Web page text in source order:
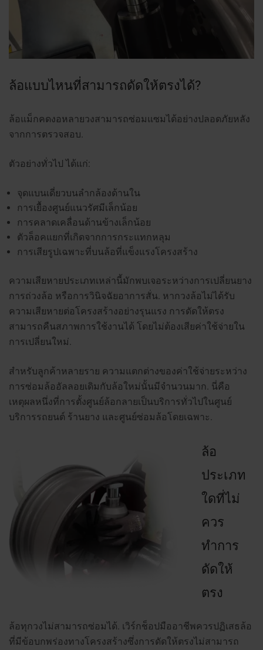
ล้อแบบไหนที่สามารถดัดให้ตรงได้?
ล้อแม็กคดงอหลายวงสามารถซ่อมแซมได้อย่างปลอดภัยหลัง
จากการตรวจสอบ.
ตัวอย่างทั่วไป ได้แก่:
จุดแบนเดี่ยวบนลำกล้องด้านใน
การเยื้องศูนย์แนวรัศมีเล็กน้อย
การคลาดเคลื่อนด้านข้างเล็กน้อย
ตัวล็อคแยกที่เกิดจากการกระแทกหลุม
การเสียรูปเฉพาะที่บนล้อที่แข็งแรงโครงสร้าง
ความเสียหายประเภทเหล่านี้มักพบเจอระหว่างการเปลี่ยนยาง
การถ่วงล้อ หรือการวินิจฉัยอาการสั่น. หากวงล้อไม่ได้รับ
ความเสียหายต่อโครงสร้างอย่างรุนแรง การดัดให้ตรง
สามารถคืนสภาพการใช้งานได้ โดยไม่ต้องเสียค่าใช้จ่ายใน
การเปลี่ยนใหม่.
สำหรับลูกค้าหลายราย ความแตกต่างของค่าใช้จ่ายระหว่าง
การซ่อมล้ออัลลอยเดิมกับล้อใหม่นั้นมีจำนวนมาก. นี่คือ
เหตุผลหนึ่งที่การตั้งศูนย์ล้อกลายเป็นบริการทั่วไปในศูนย์
บริการรถยนต์ ร้านยาง และศูนย์ซ่อมล้อโดยเฉพาะ.
ล้อ
ประเภท
ใดที่ไม่
ควร
ทำการ
ดัดให้
ตรง
ล้อทุกวงไม่สามารถซ่อมได้. เวิร์กช็อปมืออาชีพควรปฏิเสธล้อ
ที่มีข้อบกพร่องทางโครงสร้างซึ่งการดัดให้ตรงไม่สามารถ